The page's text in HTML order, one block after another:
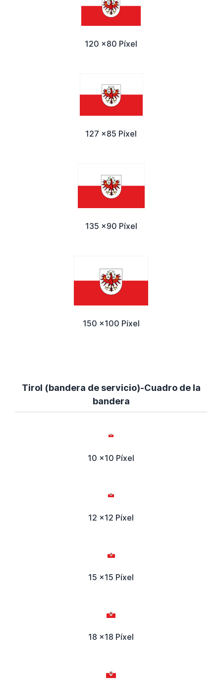
120 x80 Píxel
127 x85 Píxel
135 x90 Píxel
150 x100 Píxel
Tirol (bandera de servicio)-Cuadro de la
bandera
10 x10 Píxel
12 x12 Píxel
15 x15 Píxel
18 x18 Píxel